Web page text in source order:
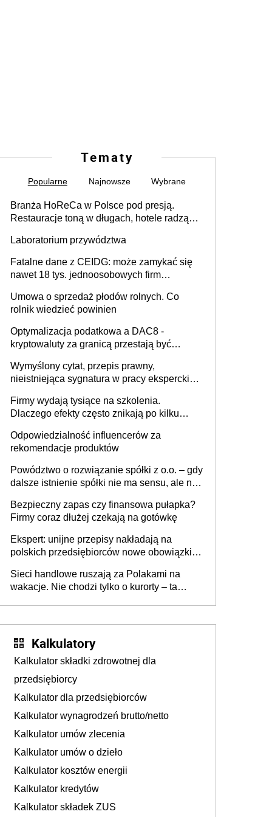
Tematy
Popularne Najnowsze Wybrane
Branża HoReCa w Polsce pod presją.
Restauracje toną w długach, hotele radzą
Laboratorium przywództwa
Fatalne dane z CEIDG: może zamykać się
nawet 18 tys. jednoosobowych firm
Umowa o sprzedaż płodów rolnych. Co
rolnik wiedzieć powinien
Optymalizacja podatkowa a DAC8 -
kryptowaluty za granicą przestają być
Wymyślony cytat, przepis prawny,
nieistniejąca sygnatura w pracy eksperckiej -
firmie
Firmy wydają tysiące na szkolenia.
Dlaczego efekty często znikają po kilku
Odpowiedzialność influencerów za
rekomendacje produktów
Powództwo o rozwiązanie spółki z o.o. – gdy
dalsze istnienie spółki nie ma sensu, ale nie
Bezpieczny zapas czy finansowa pułapka?
Firmy coraz dłużej czekają na gotówkę
Ekspert: unijne przepisy nakładają na
polskich przedsiębiorców nowe obowiązki w
Sieci handlowe ruszają za Polakami na
wakacje. Nie chodzi tylko o kurorty – ta
Kalkulatory
Kalkulator składki zdrowotnej dla
przedsiębiorcy
Kalkulator dla przedsiębiorców
Kalkulator wynagrodzeń brutto/netto
Kalkulator umów zlecenia
Kalkulator umów o dzieło
Kalkulator kosztów energii
Kalkulator kredytów
Kalkulator składek ZUS